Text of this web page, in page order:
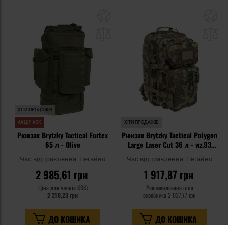
уподобань
ХІТИ ПРОДАЖІВ
АКЦІЯ KSK
Рюкзак Brytzky Tactical Fortex
65 л - Olive
Час відправлення: Негайно
2 985,61 грн
Ціна для членів KSK:
2 218,23 грн
ДО КОШИКА
ХІТИ ПРОДАЖІВ
Рюкзак Brytzky Tactical Polygon
Large Laser Cut 36 л - wz.93
Pantera PL Woodland
Час відправлення: Негайно
1 917,87 грн
Рекомендована ціна
виробника 2 037,77 грн
ДО КОШИКА